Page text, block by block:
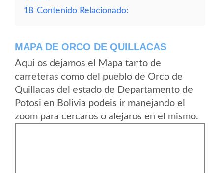
18 Contenido Relacionado:
MAPA DE ORCO DE QUILLACAS
Aqui os dejamos el Mapa tanto de
carreteras como del pueblo de Orco de
Quillacas del estado de Departamento de
Potosi en Bolivia podeis ir manejando el
zoom para cercaros o alejaros en el mismo.